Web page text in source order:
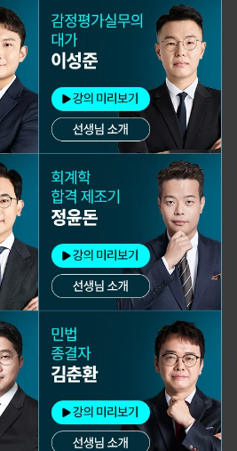
막막했는데 해커스
이성준 평가사님이
시키는대로
따라오다보니
합격이라는 결과를 받을
수 있었습니다.
합격생 성*남님
수강 합격생입니다.